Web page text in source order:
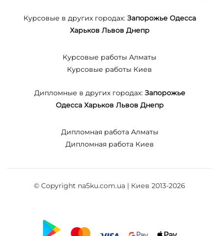
Курсовые в других городах: Запорожье Одесса
Харьков Львов Днепр
Курсовые работы Алматы
Курсовые работы Киев
Дипломные в других городах: Запорожье
Одесса Харьков Львов Днепр
Дипломная работа Алматы
Дипломная работа Киев
© Copyright na5ku.com.ua | Киев 2013-2026